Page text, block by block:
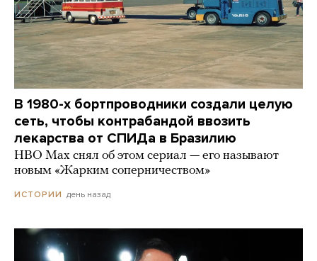
В 1980-х бортпроводники создали целую
сеть, чтобы контрабандой ввозить
лекарства от СПИДа в Бразилию
HBO Max снял об этом сериал — его называют
новым «Жарким соперничеством»
ИСТОРИИ день назад